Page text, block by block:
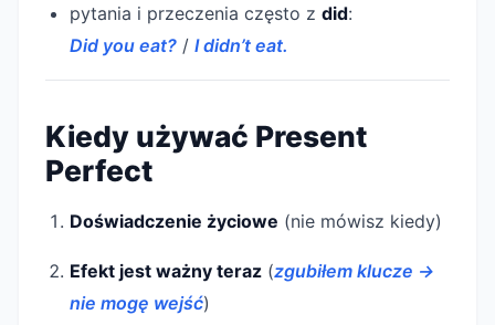
pytania i przeczenia często z did:
Did you eat?/ I didn’t eat.
Kiedy używać Present
Perfect
Doświadczenie życiowe (nie mówisz kiedy)
Efekt jest ważny teraz(zgubiłem klucze →
nie mogę wejść)